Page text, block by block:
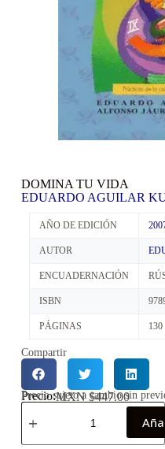
DOMINA TU VIDA
EDUARDO AGUILAR
AÑO DE EDICIÓN
AUTOR
ENCUADERNACIÓN
ISBN
PÁGINAS 130
Compartir
Precio:MXN $447.00
Precio sujeto a cambio sin